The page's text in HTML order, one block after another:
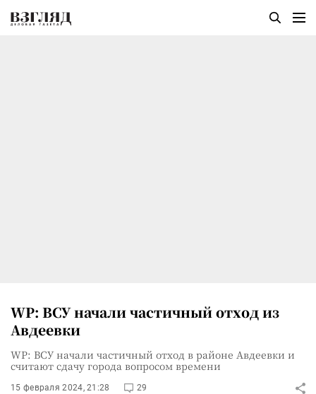
WP: ВСУ начали частичный отход из
Авдеевки
WP: ВСУ начали частичный отход в районе Авдеевки и
считают сдачу города вопросом времени
15 февраля 2024, 21:28 29